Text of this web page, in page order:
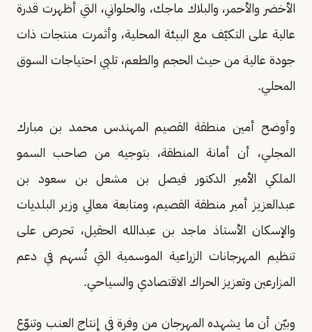
الأخضر والأحمر، والبلاك ماجك، والحلواني، التي أظهرت قدرة
عالية على التكيّف مع البيئة المحلية، وأثمرت منتجات ذات
جودة عالية من حيث الحجم والطعم، تلبي احتياجات السوق
المحلي.
وأوضح أمين منطقة القصيم المهندس محمد بن مبارك
المجلي، أن أمانة المنطقة، بتوجيه من صاحب السمو
الملكي الأمير الدكتور فيصل بن مشعل بن سعود بن
عبدالعزيز أمير منطقة القصيم، ومتابعة معالي وزير البلديات
والإسكان الأستاذ ماجد بن عبدالله الحقيل، تحرص على
تنظيم المهرجانات الزراعية الموسمية التي تُسهم في دعم
المزارعين وتعزيز الحراك الاقتصادي والسياحي.
وبيّن أن ما يشهده المهرجان من وفرة في إنتاج العنب وتنوّع